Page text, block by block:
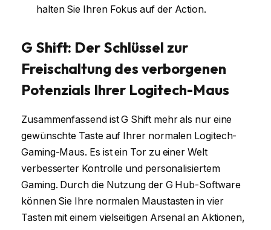
halten Sie Ihren Fokus auf der Action.
G Shift: Der Schlüssel zur
Freischaltung des verborgenen
Potenzials Ihrer Logitech-Maus
Zusammenfassend ist G Shift mehr als nur eine
gewünschte Taste auf Ihrer normalen Logitech-
Gaming-Maus. Es ist ein Tor zu einer Welt
verbesserter Kontrolle und personalisiertem
Gaming. Durch die Nutzung der G Hub-Software
können Sie Ihre normalen Maustasten in vier
Tasten mit einem vielseitigen Arsenal an Aktionen,